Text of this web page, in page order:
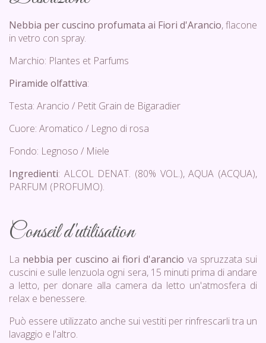
Nebbia per cuscino profumata ai Fiori d'Arancio, flacone
in vetro con spray.
Marchio: Plantes et Parfums
Piramide olfattiva:
Testa: Arancio / Petit Grain de Bigaradier
Cuore: Aromatico / Legno di rosa
Fondo: Legnoso / Miele
Ingredienti: ALCOL DENAT. (80% VOL.), AQUA (ACQUA),
PARFUM (PROFUMO).
Conseil d'utilisation
La nebbia per cuscino ai fiori d'arancio va spruzzata sui
cuscini e sulle lenzuola ogni sera, 15 minuti prima di andare
a letto, per donare alla camera da letto un'atmosfera di
relax e benessere.
Può essere utilizzato anche sui vestiti per rinfrescarli tra un
lavaggio e l'altro.